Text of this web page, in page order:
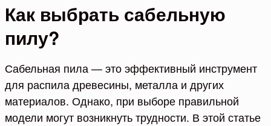
Как выбрать сабельную
пилу?
Сабельная пила — это эффективный инструмент
для распила древесины, металла и других
материалов. Однако, при выборе правильной
модели могут возникнуть трудности. В этой статье